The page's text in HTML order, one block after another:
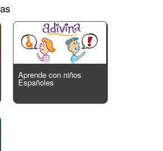
Aprende con niños
Españoles